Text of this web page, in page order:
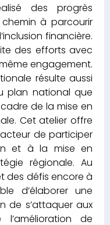
des progrès
à parcourir
financière.
des efforts avec
engagement.
résulte aussi
plan national que
de la mise en
Cet atelier offre
de participer
et à la mise en
régionale. Au
des défis encore à
d’élaborer une
de s’attaquer aux
de